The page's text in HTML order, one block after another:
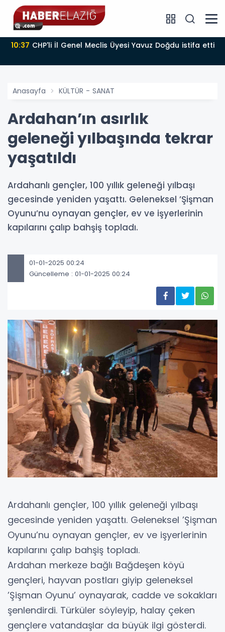
10:37 CHP'li İl Genel Meclis Üyesi Yavuz Doğdu istifa etti
Anasayfa KÜLTÜR - SANAT
Ardahan’ın asırlık
geleneği yılbaşında tekrar
yaşatıldı
Ardahanlı gençler, 100 yıllık geleneği yılbaşı
gecesinde yeniden yaşattı. Geleneksel ’Şişman
Oyunu’nu oynayan gençler, ev ve işyerlerinin
kapılarını çalıp bahşiş topladı.
01-01-2025 00:24
Güncelleme : 01-01-2025 00:24
Ardahanlı gençler, 100 yıllık geleneği yılbaşı
gecesinde yeniden yaşattı. Geleneksel ’Şişman
Oyunu’nu oynayan gençler, ev ve işyerlerinin
kapılarını çalıp bahşiş topladı.
Ardahan merkeze bağlı Bağdeşen köyü
gençleri, hayvan postları giyip geleneksel
’Şişman Oyunu’ oynayarak, cadde ve sokakları
şenlendirdi. Türküler söyleyip, halay çeken
gençlere vatandaşlar da büyük ilgi gösterdi.